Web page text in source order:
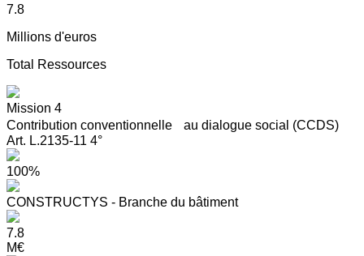
7.8
Millions d'euros
Total Ressources
Mission 4
Contribution conventionnelle au dialogue social (CCDS)
Art. L.2135-11 4°
100%
CONSTRUCTYS - Branche du bâtiment
7.8
M€